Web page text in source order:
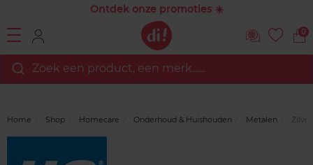
Ontdek onze promoties ☀️
0
Zoek een product, een merk…...
Home Shop Homecare Onderhoud & Huishouden Metalen
Merk